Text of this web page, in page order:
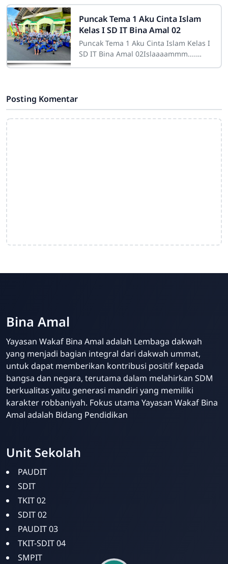
kegiatan Puncak Tema dengan
mengusung tema
Puncak Tema 1 Aku Cinta Islam
Kelas I SD IT Bina Amal 02
Puncak Tema 1 Aku Cinta Islam Kelas I
SD IT Bina Amal 02Islaaaammm....
Posting Komentar
Bina Amal
Yayasan Wakaf Bina Amal adalah Lembaga dakwah
yang menjadi bagian integral dari dakwah ummat,
untuk dapat memberikan kontribusi positif kepada
bangsa dan negara, terutama dalam melahirkan SDM
berkualitas yaitu generasi mandiri yang memiliki
karakter robbaniyah. Fokus utama Yayasan Wakaf Bina
Amal adalah Bidang Pendidikan
Unit Sekolah
PAUDIT
SDIT
TKIT 02
SDIT 02
PAUDIT 03
TKIT-SDIT 04
SMPIT